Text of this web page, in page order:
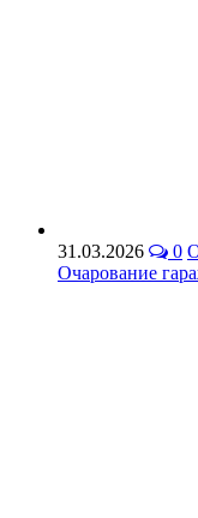
31.03.2026 0
Очарование